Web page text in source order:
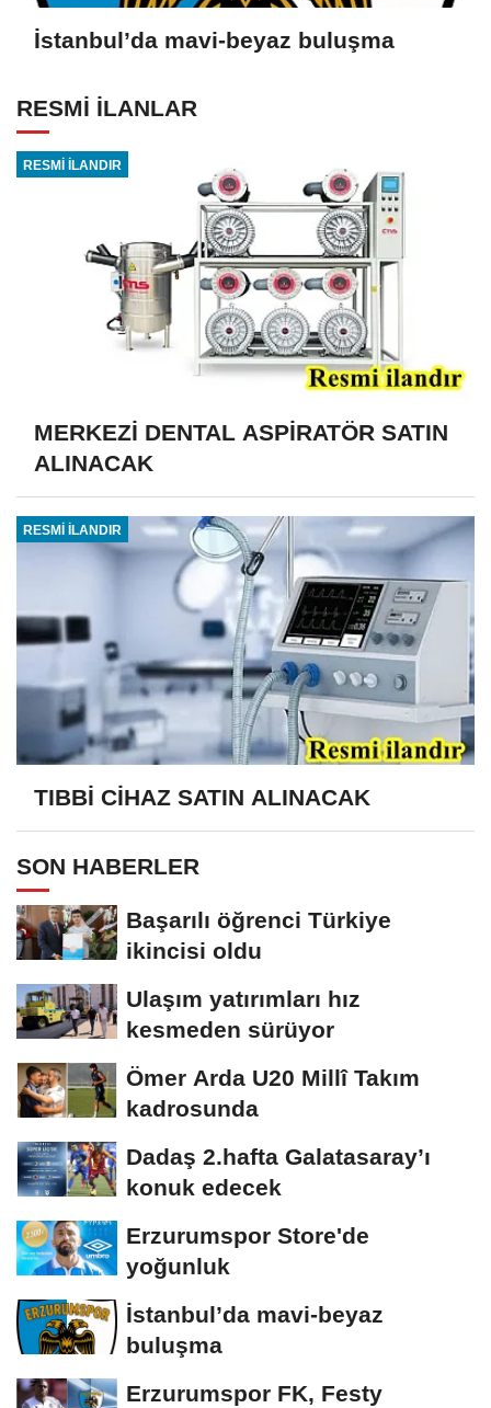
İstanbul’da mavi-beyaz buluşma
RESMİ İLANLAR
RESMİ İLANDIR
MERKEZİ DENTAL ASPİRATÖR SATIN
ALINACAK
RESMİ İLANDIR
TIBBİ CİHAZ SATIN ALINACAK
SON HABERLER
Başarılı öğrenci Türkiye
ikincisi oldu
Ulaşım yatırımları hız
kesmeden sürüyor
Ömer Arda U20 Millî Takım
kadrosunda
Dadaş 2.hafta Galatasaray’ı
konuk edecek
Erzurumspor Store'de
yoğunluk
İstanbul’da mavi-beyaz
buluşma
Erzurumspor FK, Festy